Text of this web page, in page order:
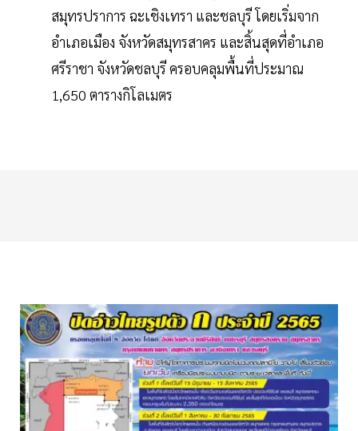
สมุทรปราการ ฉะเชิงเทรา และชลบุรี โดยเริ่มจาก
อำเภอเมือง จังหวัดสมุทรสาคร และสิ้นสุดที่อำเภอ
ศรีราชา จังหวัดชลบุรี ครอบคลุมพื้นที่ประมาณ
1,650 ตารางกิโลเมตร